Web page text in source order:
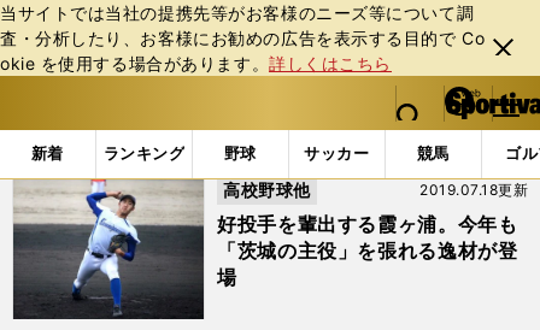
当サイトでは当社の提携先等がお客様のニーズ等について調
査・分析したり、お客様にお勧めの広告を表⽰する⽬的で Co
okie を使⽤する場合があります。詳しくはこちら
閉じ
る
web Sportiva (webスポルティーバ)
検索
マイペ
ー
ジ
メニュ
新着 ランキング 野球 サッカー 競馬 ゴ
b
ス
ポ
ル
ー
バ
「#筑西田宮ボーイズ」の最新ニュース・ 情報
好投手を輩出する霞ヶ浦。今年も
「茨城の主役」を張れる逸材が登
場
2019.07.18更新
高校野球他